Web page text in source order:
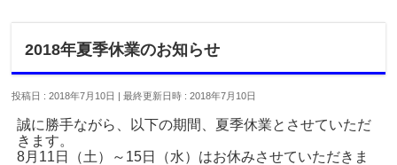
2018年夏季休業のお知らせ
投稿日 : 2018年7月10日 最終更新日時 : 2018年7月10日
誠に勝手ながら、以下の期間、夏季休業とさせていただ
きます。
8月11日（土）～15日（水）はお休みさせていただきま